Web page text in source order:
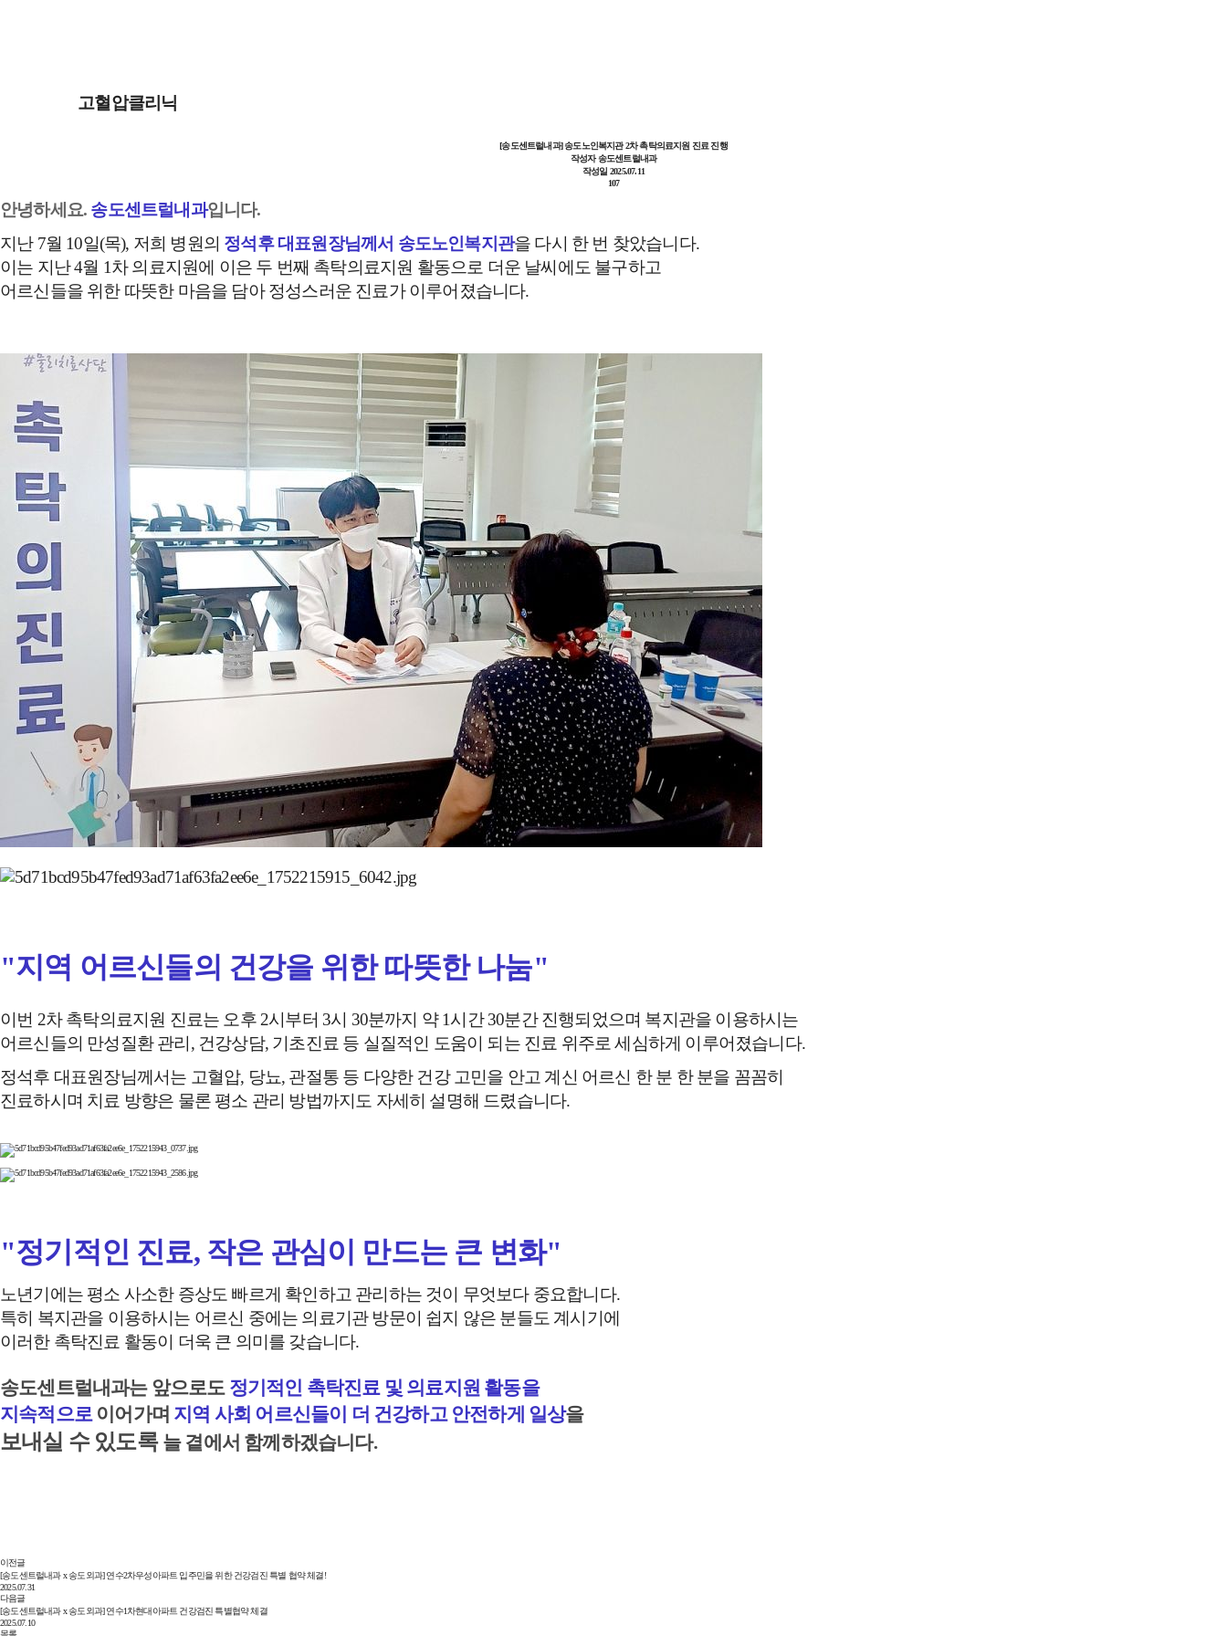
고혈압클리닉
[송도센트럴내과] 송도노인복지관 2차 촉탁의료지원 진료 진행
작성자송도센트럴내과
작성일 2025.07.11
107
안녕하세요. 송도센트럴내과입니다.
지난 7월 10일(목), 저희 병원의 정석후 대표원장님께서 송도노인복지관을 다시 한 번 찾았습니다.
이는 지난 4월 1차 의료지원에 이은 두 번째 촉탁의료지원 활동으로 더운 날씨에도 불구하고
어르신들을 위한 따뜻한 마음을 담아 정성스러운 진료가 이루어졌습니다.
"지역 어르신들의 건강을 위한 따뜻한 나눔"
이번 2차 촉탁의료지원 진료는 오후 2시부터 3시 30분까지 약 1시간 30분간 진행되었으며 복지관을 이용하시는
어르신들의 만성질환 관리, 건강상담, 기초진료 등 실질적인 도움이 되는 진료 위주로 세심하게 이루어졌습니다.
정석후 대표원장님께서는 고혈압, 당뇨, 관절통 등 다양한 건강 고민을 안고 계신 어르신 한 분 한 분을 꼼꼼히
진료하시며 치료 방향은 물론 평소 관리 방법까지도 자세히 설명해 드렸습니다.
"정기적인 진료, 작은 관심이 만드는 큰 변화"
노년기에는 평소 사소한 증상도 빠르게 확인하고 관리하는 것이 무엇보다 중요합니다.
특히 복지관을 이용하시는 어르신 중에는 의료기관 방문이 쉽지 않은 분들도 계시기에
이러한 촉탁진료 활동이 더욱 큰 의미를 갖습니다.
송도센트럴내과는 앞으로도정기적인 촉탁진료 및 의료지원 활동을
지속적으로 이어가며 지역 사회 어르신들이 더 건강하고 안전하게 일상을
보내실 수 있도록 늘 곁에서 함께하겠습니다.
이전글
[송도센트럴내과 x 송도외과] 연수2차우성아파트 입주민을 위한 건강검진 특별 협약 체결!
2025.07.31
다음글
[송도센트럴내과 x 송도외과] 연수1차현대아파트 건강검진 특별협약 체결
2025.07.10
목록